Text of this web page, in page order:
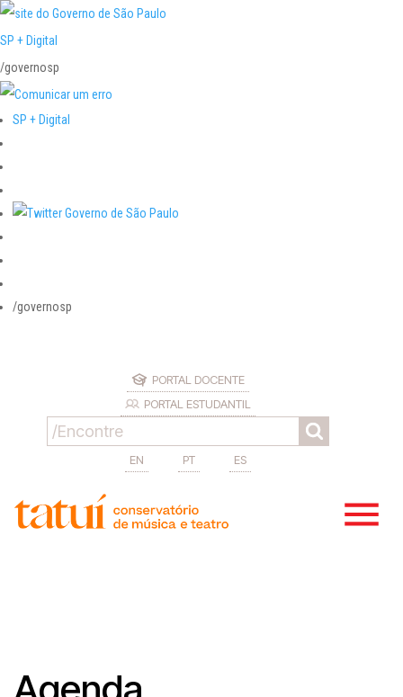
SP + Digital
/governosp
SP + Digital
/governosp
PORTAL DOCENTE
PORTAL ESTUDANTIL
EN PT ES